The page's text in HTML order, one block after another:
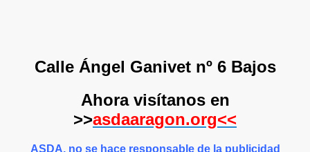
Calle Ángel Ganivet nº 6 Bajos
Ahora visítanos en
>>asdaaragon.org<<
ASDA, no se hace responsable de la publicidad